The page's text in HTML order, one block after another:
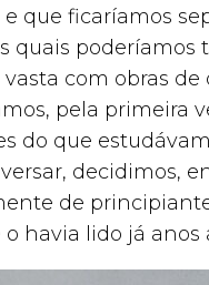
que ficaríamos
quais poderíamos
com obras de
pela primeira
do que
decidimos,
de
havia lido já anos